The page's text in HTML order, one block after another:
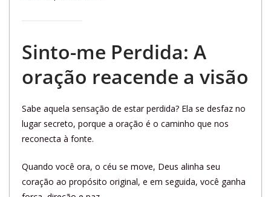
Sinto-me Perdida: A
oração reacende a visão
Sabe aquela sensação de estar perdida? Ela se desfaz no
lugar secreto, porque a oração é o caminho que nos
reconecta à fonte.
Quando você ora, o céu se move, Deus alinha seu
coração ao propósito original, e em seguida, você ganha